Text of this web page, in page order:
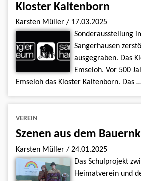
Kloster Kaltenborn
Karsten Müller / 17.03.2025
Sonderausstellung
Sangerhausen
ausgegraben. Das
Emseloh. Vor 500
Emseloh das Kloster Kaltenborn. Das
VEREIN
Szenen aus dem
Karsten Müller / 24.01.2025
Das Schulprojekt
Heimatverein und